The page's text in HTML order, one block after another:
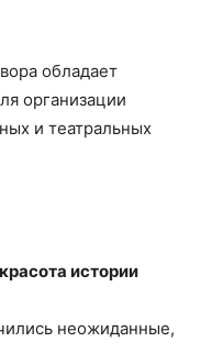
обладает
организации
и театральных
истории
неожиданные,